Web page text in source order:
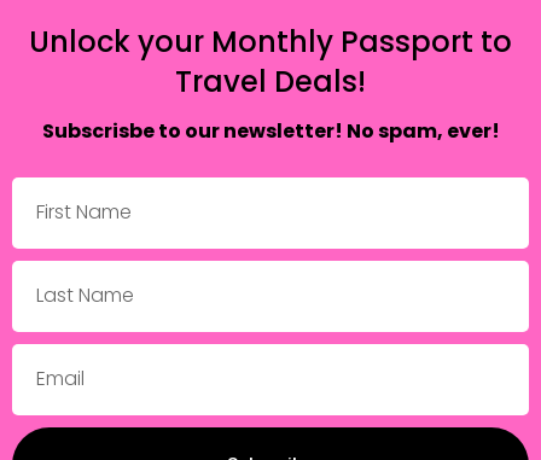
Unlock your Monthly Passport to
Travel Deals!
Subscrisbe to our newsletter! No spam, ever!